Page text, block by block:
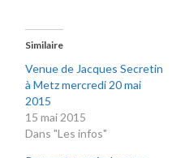
Similaire
Venue de Jacques Secretin
à Metz mercredi 20 mai
2015
15 mai 2015
Dans "Les infos"